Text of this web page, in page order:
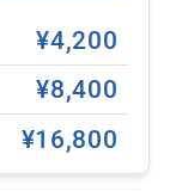
後する場合が
¥4,200
¥8,400
¥16,800